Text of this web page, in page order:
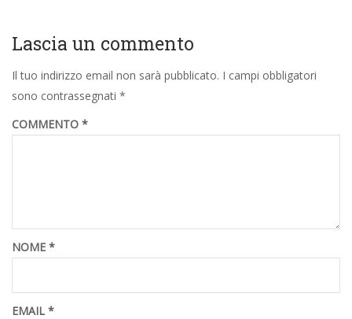
Lascia un commento
Il tuo indirizzo email non sarà pubblicato. I campi obbligatori
sono contrassegnati *
COMMENTO *
NOME *
EMAIL *